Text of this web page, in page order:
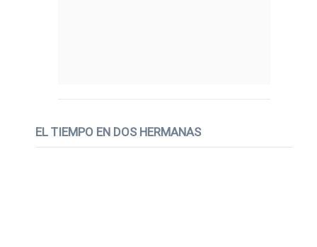
EL TIEMPO EN DOS HERMANAS